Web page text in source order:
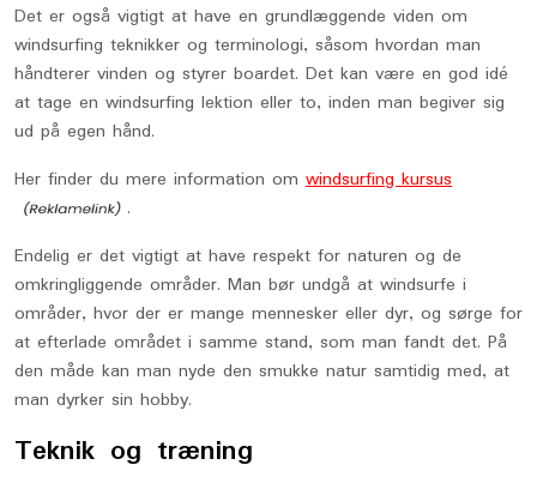
Det er også vigtigt at have en grundlæggende viden om
windsurfing teknikker og terminologi, såsom hvordan man
håndterer vinden og styrer boardet. Det kan være en god idé
at tage en windsurfing lektion eller to, inden man begiver sig
ud på egen hånd.
Her finder du mere information om windsurfing kursus
.
Endelig er det vigtigt at have respekt for naturen og de
omkringliggende områder. Man bør undgå at windsurfe i
områder, hvor der er mange mennesker eller dyr, og sørge for
at efterlade området i samme stand, som man fandt det. På
den måde kan man nyde den smukke natur samtidig med, at
man dyrker sin hobby.
Teknik og træning